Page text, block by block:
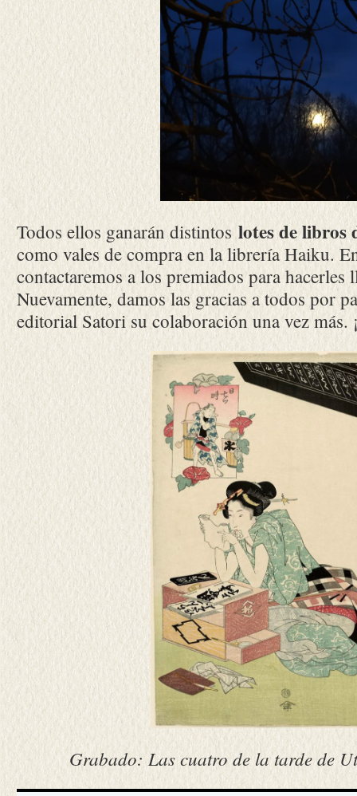
Todos ellos ganarán distintos lotes de libros
como vales de compra en la librería Haiku.
contactaremos a los premiados para hacerles
Nuevamente, damos las gracias a todos por
editorial Satori su colaboración una vez más.
Grabado: Las cuatro de la tarde de